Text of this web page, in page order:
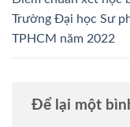
Trường Đại học Sư
TPHCM năm 2022
Để lại một